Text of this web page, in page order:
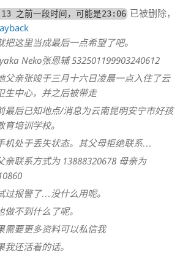
之前一段时间，可能是23:06 已被删除，
把这里当成最后一点希望了吧。
Neko张恩辅 532501199903240612
父亲张竣于三月十六日凌晨一点入住了云
生中心，并之后被带走
最后已知地点/消息为云南昆明安宁市好孩
育培训学校。
机处于丢失状态。其父母拒绝联系…
亲联系方式为 ‭13888320678‬ 母亲为
过报警了…没什么用呢。
做不到什么了呢。
需要更多资料可以私信我
我还活着的话。